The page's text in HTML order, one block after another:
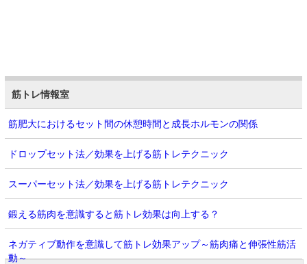
筋トレ情報室
筋肥大におけるセット間の休憩時間と成長ホルモンの関係
ドロップセット法／効果を上げる筋トレテクニック
スーパーセット法／効果を上げる筋トレテクニック
鍛える筋肉を意識すると筋トレ効果は向上する？
ネガティブ動作を意識して筋トレ効果アップ～筋肉痛と伸張性筋活
動～